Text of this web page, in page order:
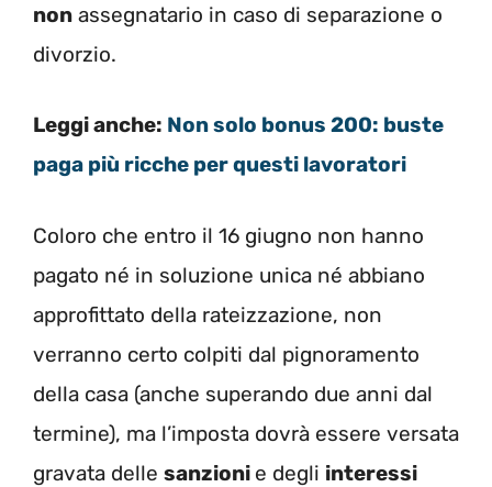
non assegnatario in caso di separazione o
divorzio.
Leggi anche: Non solo bonus 200: buste
paga più ricche per questi lavoratori
Coloro che entro il 16 giugno non hanno
pagato né in soluzione unica né abbiano
approfittato della rateizzazione, non
verranno certo colpiti dal pignoramento
della casa (anche superando due anni dal
termine), ma l’imposta dovrà essere versata
gravata delle sanzioni e degli interessi